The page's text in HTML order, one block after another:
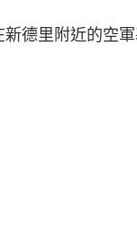
德里附近的空